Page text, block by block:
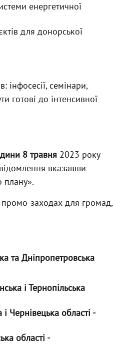
енергетичної
для донорської
інфосесії, семінари,
готові до інтенсивної
8 травня 2023 року
вказавши
плану».
промо-заходах для громад,
та Дніпропетровська
і Тернопільська
Чернівецька області -
області -